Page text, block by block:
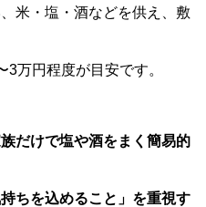
米・塩・酒などを供え、敷
万円程度が目安です。
だけで塩や酒をまく簡易的
ちを込めること」を重視す